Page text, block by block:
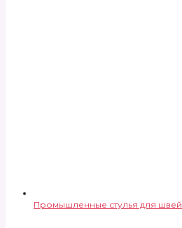
Промышленные стулья для швей